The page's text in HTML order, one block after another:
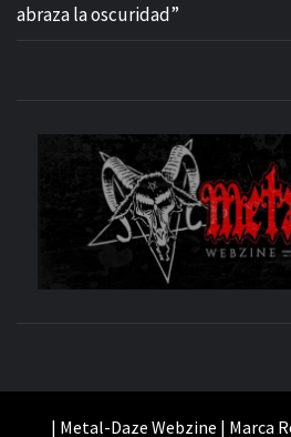
abraza la oscuridad”
| Metal-Daze Webzine | Marca